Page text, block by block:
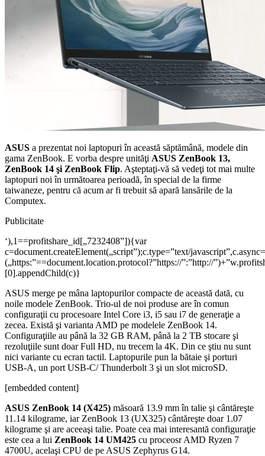
ASUS a prezentat noi laptopuri în această săptămână, modele din
gama ZenBook. E vorba despre unităţi ASUS ZenBook 13,
ZenBook 14 şi ZenBook Flip. Aşteptaţi-vă să vedeţi tot mai multe
laptopuri noi în următoarea perioadă, în special de la firme
taiwaneze, pentru că acum ar fi trebuit să apară lansările de la
Computex.
Publicitate
‘),1==profitshare_id[„7232408”]){var
c=document.createElement(„script”);c.type=”text/
(„https:”==document.location.protocol?”https://”:”http://
[0].appendChild(c)}
ASUS merge pe mâna laptopurilor compacte de această dată, cu
noile modele ZenBook. Trio-ul de noi produse are în comun
configuraţii cu procesoare Intel Core i3, i5 sau i7 de generaţie a
zecea. Există şi varianta AMD pe modelele ZenBook 14.
Configuraţiile au până la 32 GB RAM, până la 2 TB stocare şi
rezoluţiile sunt doar Full HD, nu trecem la 4K. Din ce ştiu nu sunt
nici variante cu ecran tactil. Laptopurile pun la bătaie şi porturi
USB-A, un port USB-C/ Thunderbolt 3 şi un slot microSD.
[embedded content]
ASUS ZenBook 14 (X425) măsoară 13.9 mm în talie şi cântăreşte
11.14 kilograme, iar ZenBook 13 (UX325) cântăreşte doar 1.07
kilograme şi are aceeaşi talie. Poate cea mai interesantă configuraţie
este cea a lui ZenBook 14 UM425 cu proceosr AMD Ryzen 7
4700U, acelaşi CPU de pe ASUS Zephyrus G14.